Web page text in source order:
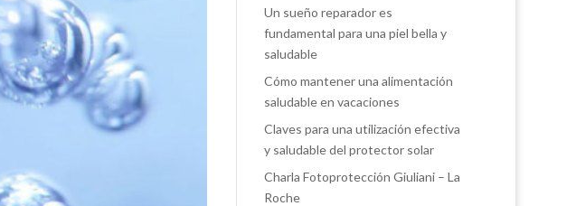
Un sueño reparador es
fundamental para una piel bella y
saludable
Cómo mantener una alimentación
saludable en vacaciones
Claves para una utilización efectiva
y saludable del protector solar
Charla Fotoprotección Giuliani – La
Roche